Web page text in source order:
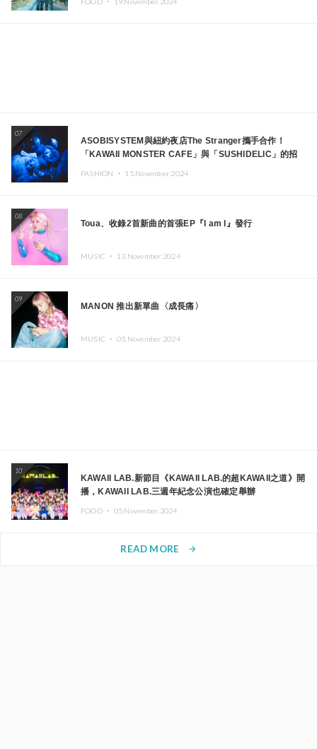
07
ASOBISYSTEM與紐約夜店The Stranger攜手合作！
「KAWAII MONSTER CAFE」與「SUSHIDELIC」的招
FASHION ・ 15.November.2024
08
Toua、收錄2首新曲的首張EP『I am I』發行
MUSIC ・ 13.November.2024
09
MANON 推出新單曲〈成長痛〉
MUSIC ・ 05.November.2024
10
KAWAII LAB.新節目《KAWAII LAB.的超KAWAII之道》開
播，KAWAII LAB.三週年紀念公演也確定舉辦
FOOD ・ 05.November.2024
READ MORE arrow_forward